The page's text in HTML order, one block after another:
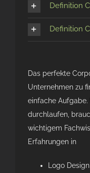
Definition
Definition
Das perfekte
Unternehmen zu
einfache Aufgabe.
durchlaufen,
wichtigem
Erfahrungen in
Logo Design